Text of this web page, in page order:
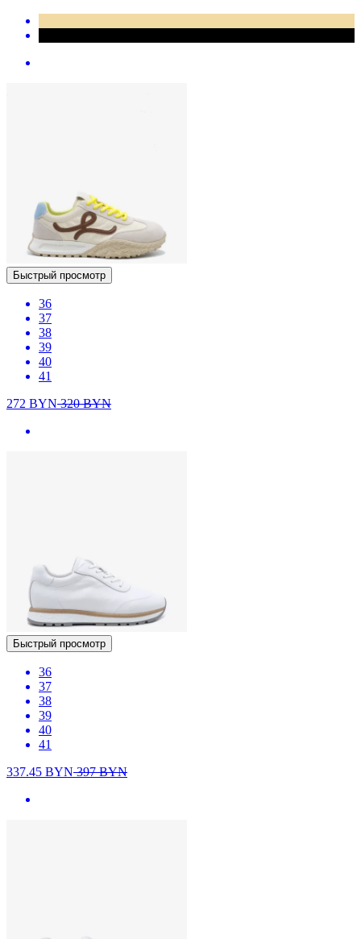
Быстрый просмотр
36
37
38
39
40
41
272 BYN320BYN
Быстрый просмотр
36
37
38
39
40
41
337.45 BYN397BYN